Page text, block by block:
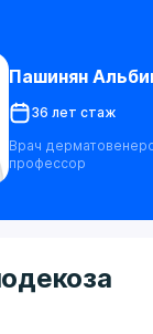
Пашинян
36 лет стаж
Врач
профессор